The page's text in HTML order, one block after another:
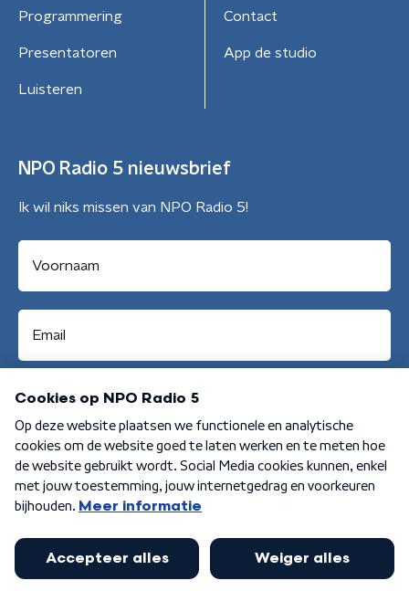
Programmering
Presentatoren
Luisteren
Contact
App de studio
NPO Radio 5 nieuwsbrief
Ik wil niks missen van NPO Radio 5!
Aanmelden
Algemene voorwaarden